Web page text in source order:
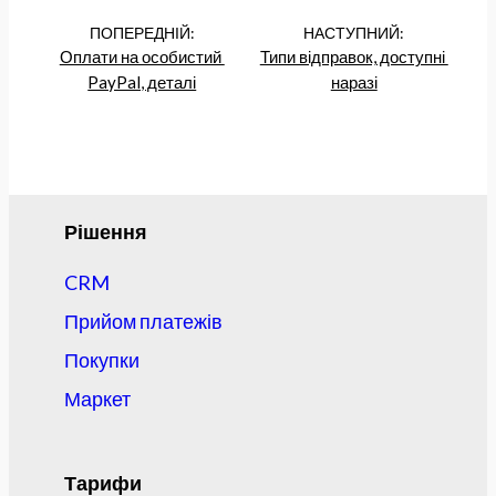
ПОПЕРЕДНІЙ:
Оплати на особистий
PayPal, деталі
НАСТУПНИЙ:
Типи відправок, доступні
наразі
Рішення
CRM
Прийом платежів
Покупки
Маркет
Тарифи